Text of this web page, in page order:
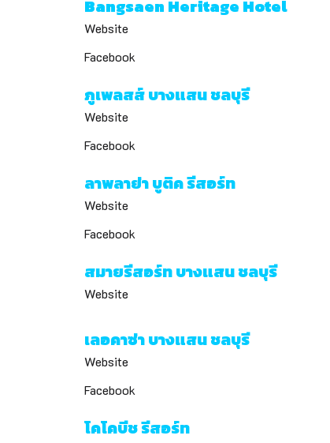
Bangsaen Heritage Hotel
Website
Facebook
ภูเพลสส์ บางแสน ชลบุรี
Website
Facebook
ลาพลาย่า บูติค รีสอร์ท
Website
Facebook
สมายรีสอร์ท บางแสน ชลบุรี
Website
เลอคาซ่า บางแสน ชลบุรี
Website
Facebook
โคโคบีช รีสอร์ท